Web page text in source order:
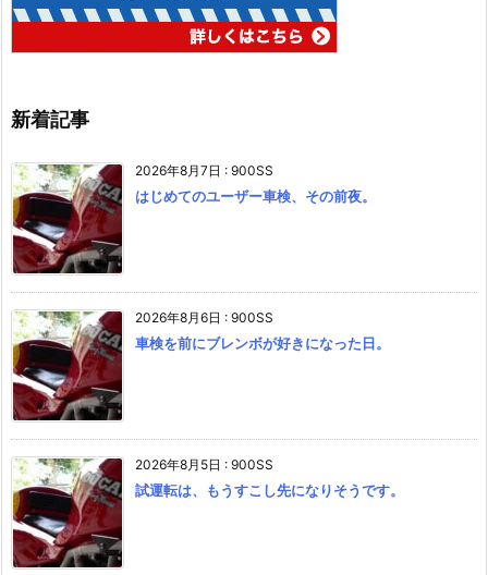
新着記事
2026年8月7日 : 900SS
はじめてのユーザー車検、その前夜。
2026年8月6日 : 900SS
車検を前にブレンボが好きになった日。
2026年8月5日 : 900SS
試運転は、もうすこし先になりそうです。